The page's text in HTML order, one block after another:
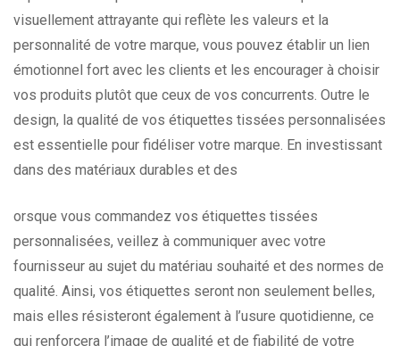
visuellement attrayante qui reflète les valeurs et la
personnalité de votre marque, vous pouvez établir un lien
émotionnel fort avec les clients et les encourager à choisir
vos produits plutôt que ceux de vos concurrents. Outre le
design, la qualité de vos étiquettes tissées personnalisées
est essentielle pour fidéliser votre marque. En investissant
dans des matériaux durables et des
orsque vous commandez vos étiquettes tissées
personnalisées, veillez à communiquer avec votre
fournisseur au sujet du matériau souhaité et des normes de
qualité. Ainsi, vos étiquettes seront non seulement belles,
mais elles résisteront également à l’usure quotidienne, ce
qui renforcera l’image de qualité et de fiabilité de votre